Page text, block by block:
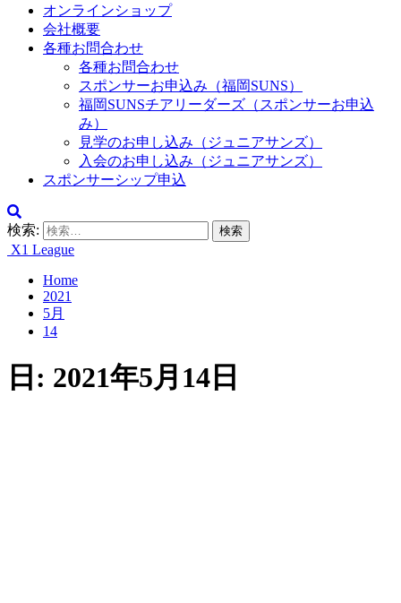
オンラインショップ
会社概要
各種お問合わせ
各種お問合わせ
スポンサーお申込み（福岡SUNS）
福岡SUNSチアリーダーズ（スポンサーお申込
み）
見学のお申し込み（ジュニアサンズ）
入会のお申し込み（ジュニアサンズ）
スポンサーシップ申込
検索:
X1 League
Home
2021
5月
14
日: 2021年5月14日